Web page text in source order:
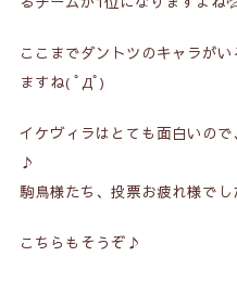
ここまでダントツのキャラが
ますね( ﾟДﾟ)
イケヴィラはとても面白いの
♪
駒鳥様たち、投票お疲れ様でし
こちらもそうぞ♪